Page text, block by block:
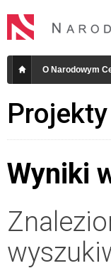
O Narodowym
Wyniki